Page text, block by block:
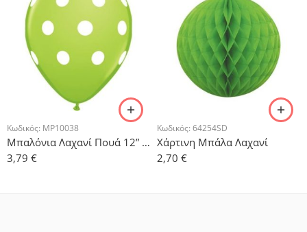
Κωδικός: MP10038
Μπαλόνια Λαχανί Πουά 12” – 6τμχ.
3,79 €
Κωδικός: 64254SD
Χάρτινη Μπάλα Λαχανί
2,70 €